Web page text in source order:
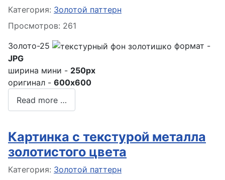
Информация о материале
Категория: Золотой паттерн
Просмотров: 261
Золото-25
формат -
JPG
ширина мини - 250px
оригинал - 600x600
Read more …
Картинка с текстурой металла
золотистого цвета
Информация о материале
Категория: Золотой паттерн